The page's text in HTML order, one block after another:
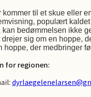
til et skue eller
populært kaldet
kan bedømmelsen ikke
sig om en hoppe,
hoppe, der medbringer
for regionen: